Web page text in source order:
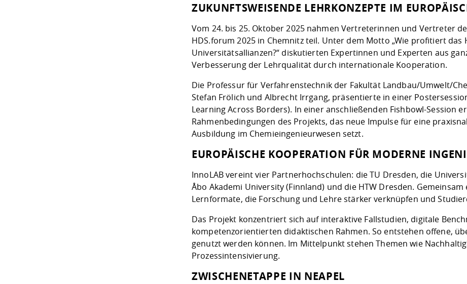
ZUKUNFTSWEISENDE LEHRKONZEPTE IM
Vom 24. bis 25. Oktober 2025 nahmen Vertreterinnen und Vertreter
HDS.forum 2025 in Chemnitz teil. Unter dem Motto „Wie profitiert
Universitätsallianzen?“ diskutierten Expertinnen und Experten aus
Verbesserung der Lehrqualität durch internationale Kooperation.
Die Professur für Verfahrenstechnik der Fakultät Landbau/Umwelt/
Stefan Frölich und Albrecht Irrgang, präsentierte in einer
Learning Across Borders). In einer anschließenden Fishbowl-Session
Rahmenbedingungen des Projekts, das neue Impulse für eine
Ausbildung im Chemieingenieurwesen setzt.
EUROPÄISCHE KOOPERATION FÜR MODERNE
InnoLAB vereint vier Partnerhochschulen: die TU Dresden, die
Åbo Akademi University (Finnland) und die HTW Dresden.
Lernformate, die Forschung und Lehre stärker verknüpfen und
Das Projekt konzentriert sich auf interaktive Fallstudien, digitale
kompetenzorientierten didaktischen Rahmen. So entstehen offene,
genutzt werden können. Im Mittelpunkt stehen Themen wie
Prozessintensivierung.
ZWISCHENETAPPE IN NEAPEL